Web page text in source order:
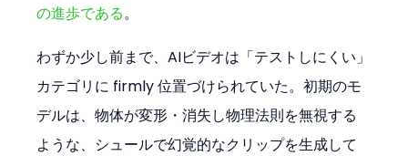
の進歩である。
わずか少し前まで、AIビデオは「テストしにくい」
カテゴリに firmly 位置づけられていた。初期のモ
デルは、物体が変形・消失し物理法則を無視する
ような、シュールで幻覚的なクリップを生成して